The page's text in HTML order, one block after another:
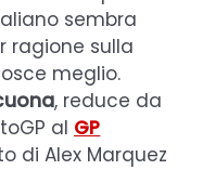
sembra
ragione sulla
meglio.
, reduce da
al GP
di Alex Marquez